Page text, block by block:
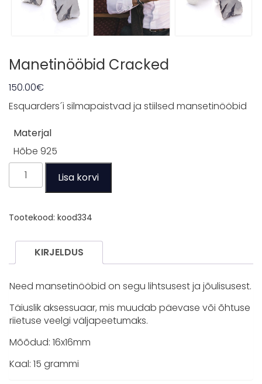
Manetinööbid Cracked
150.00€
Esquarders´i silmapaistvad ja stiilsed mansetinööbid
Materjal
Hõbe 925
Manetinööbid
Cracked
Lisa korvi
Tootekood: kood334
KIRJELDUS
Need mansetinööbid on segu lihtsusest ja jõulisusest.
Täiuslik aksessuaar, mis muudab päevase või õhtuse
riietuse veelgi väljapeetumaks.
Mõõdud: 16x16mm
Kaal: 15 grammi